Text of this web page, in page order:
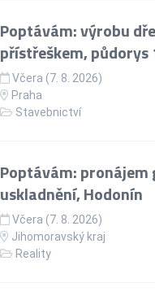
Poptávám: výrobu
přístřeškem, půdorys
Včera (7. 8. 2026)
Praha
Stavebnictví
Poptávám: pronájem
uskladnění, Hodonín
Včera (7. 8. 2026)
Jihomoravský kraj
Reality